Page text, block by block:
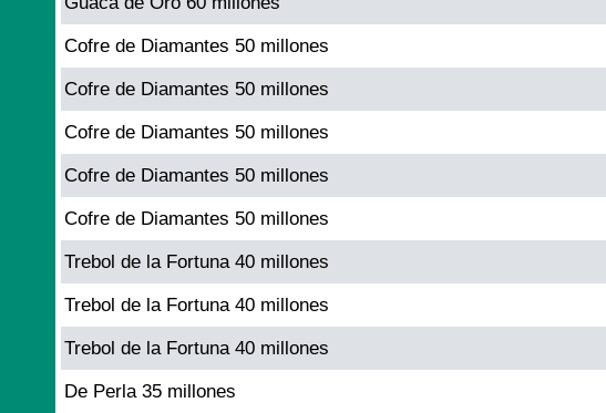
Cofre de Diamantes 50 millones
Cofre de Diamantes 50 millones
Cofre de Diamantes 50 millones
Cofre de Diamantes 50 millones
Cofre de Diamantes 50 millones
Trebol de la Fortuna 40 millones
Trebol de la Fortuna 40 millones
Trebol de la Fortuna 40 millones
De Perla 35 millones